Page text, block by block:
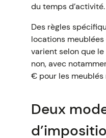
du temps d’activité.
Des règles
locations
varient selon que
non, avec
€ pour les meublés
Deux